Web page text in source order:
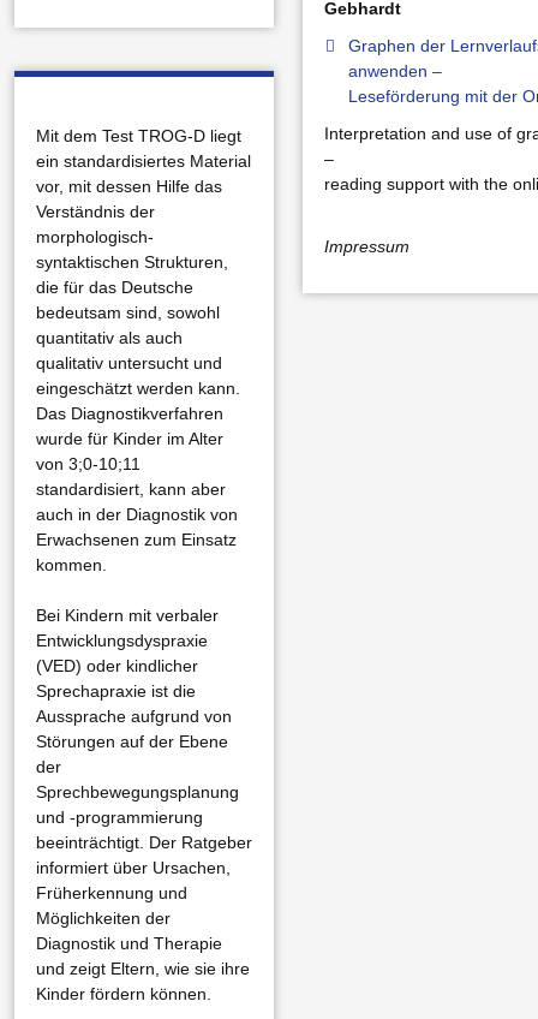
Mit dem Test TROG-D liegt
ein standardisiertes Material
vor, mit dessen Hilfe das
Verständnis der
morphologisch-
syntaktischen Strukturen,
die für das Deutsche
bedeutsam sind, sowohl
quantitativ als auch
qualitativ untersucht und
eingeschätzt werden kann.
Das Diagnostikverfahren
wurde für Kinder im Alter
von 3;0-10;11
standardisiert, kann aber
auch in der Diagnostik von
Erwachsenen zum Einsatz
kommen.
Bei Kindern mit verbaler
Entwicklungsdyspraxie
(VED) oder kindlicher
Sprechapraxie ist die
Aussprache aufgrund von
Störungen auf der Ebene
der
Sprechbewegungsplanung
und -programmierung
beeinträchtigt. Der Ratgeber
informiert über Ursachen,
Früherkennung und
Möglichkeiten der
Diagnostik und Therapie
und zeigt Eltern, wie sie ihre
Kinder fördern können.
Gebhardt
Graphen der
anwenden –
Leseförderung mit der
Interpretation and use of
–
reading support with the
Impressum